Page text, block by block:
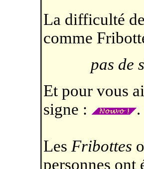
La difficulté
comme
pas de
Et pour vous
signe :
.
Les Fribottes
personnes ont